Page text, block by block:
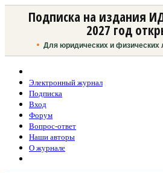
Подписка на издания
2027 год
Для юридических и физических
Электронный журнал
Подписка
Вход
Форум
Вопрос-ответ
Наши авторы
О журнале